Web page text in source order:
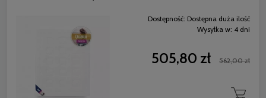
Dostępność: Dostępna duża ilość
Wysyłka w: 4 dni
505,80 zł 562,00 zł